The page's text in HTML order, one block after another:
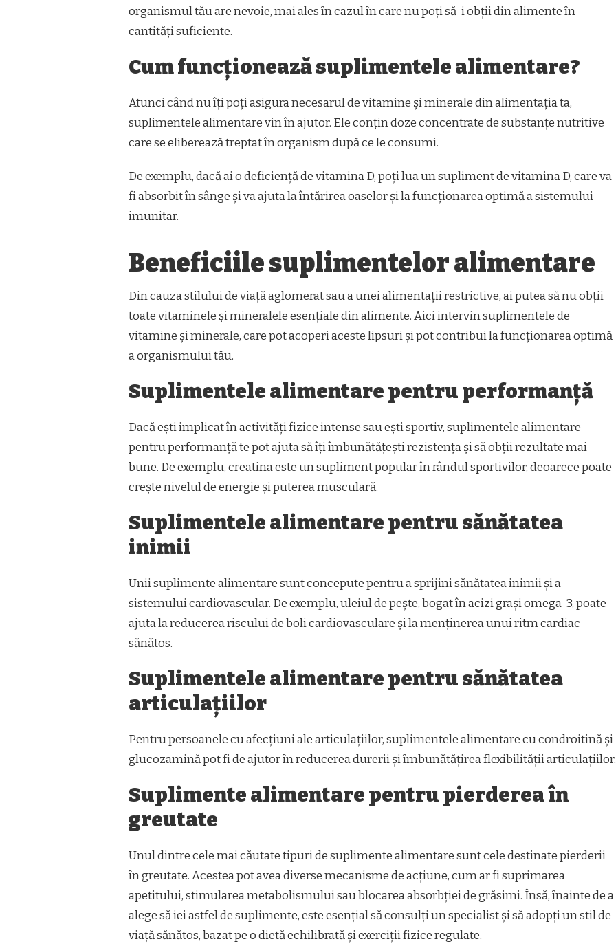
organismul tău are nevoie, mai ales în cazul în care nu poți să-i obții din alimente în
cantități suficiente.
Cum funcționează suplimentele alimentare?
Atunci când nu îți poți asigura necesarul de vitamine și minerale din alimentația ta,
suplimentele alimentare vin în ajutor. Ele conțin doze concentrate de substanțe nutritive
care se eliberează treptat în organism după ce le consumi.
De exemplu, dacă ai o deficiență de vitamina D, poți lua un supliment de vitamina D, care va
fi absorbit în sânge și va ajuta la întărirea oaselor și la funcționarea optimă a sistemului
imunitar.
Beneficiile suplimentelor alimentare
Din cauza stilului de viață aglomerat sau a unei alimentații restrictive, ai putea să nu obții
toate vitaminele și mineralele esențiale din alimente. Aici intervin suplimentele de
vitamine și minerale, care pot acoperi aceste lipsuri și pot contribui la funcționarea optimă
a organismului tău.
Suplimentele alimentare pentru performanță
Dacă ești implicat în activități fizice intense sau ești sportiv, suplimentele alimentare
pentru performanță te pot ajuta să îți îmbunătățești rezistența și să obții rezultate mai
bune. De exemplu, creatina este un supliment popular în rândul sportivilor, deoarece poate
crește nivelul de energie și puterea musculară.
Suplimentele alimentare pentru sănătatea
inimii
Unii suplimente alimentare sunt concepute pentru a sprijini sănătatea inimii și a
sistemului cardiovascular. De exemplu, uleiul de pește, bogat în acizi grași omega-3, poate
ajuta la reducerea riscului de boli cardiovasculare și la menținerea unui ritm cardiac
sănătos.
Suplimentele alimentare pentru sănătatea
articulațiilor
Pentru persoanele cu afecțiuni ale articulațiilor, suplimentele alimentare cu condroitină și
glucozamină pot fi de ajutor în reducerea durerii și îmbunătățirea flexibilității articulațiilor.
Suplimente alimentare pentru pierderea în
greutate
Unul dintre cele mai căutate tipuri de suplimente alimentare sunt cele destinate pierderii
în greutate. Acestea pot avea diverse mecanisme de acțiune, cum ar fi suprimarea
apetitului, stimularea metabolismului sau blocarea absorbției de grăsimi. Însă, înainte de a
alege să iei astfel de suplimente, este esențial să consulți un specialist și să adopți un stil de
viață sănătos, bazat pe o dietă echilibrată și exerciții fizice regulate.